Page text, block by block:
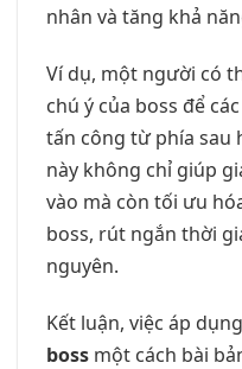
nhân và tăng khả
Ví dụ, một người có
chú ý của boss để
tấn công từ phía sau
này không chỉ giúp
vào mà còn tối ưu
boss, rút ngắn thời
nguyên.
Kết luận, việc áp dụng
boss một cách bài